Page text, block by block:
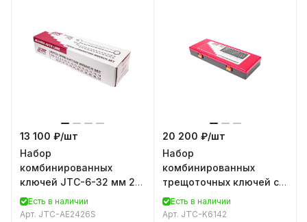
13 100 ₽/шт
Набор
комбинированных
ключей JTC-6-32 мм 26
предметов 1/4-AE2426S
Есть в наличии
Арт. JTC-AE2426S
20 200 ₽/шт
Набор
комбинированных
трещоточных ключей с
подвижной головкой
JTC-8-19 мм 14
Есть в наличии
Арт. JTC-K6142